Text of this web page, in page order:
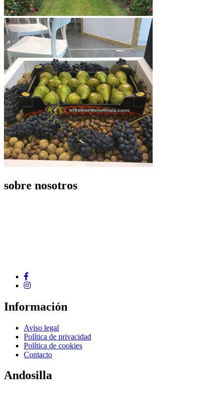
sobre nosotros
Información
Aviso legal
Política de privacidad
Política de cookies
Contacto
Andosilla